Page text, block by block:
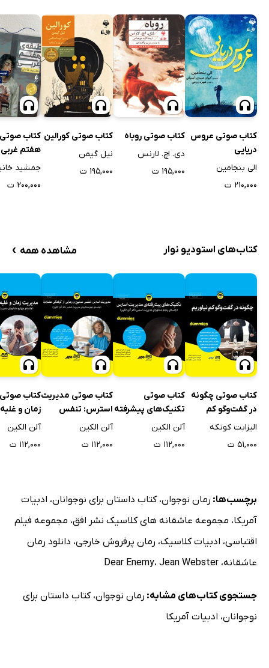
کتاب صوتی عروس
دریایی
الی بنجامین
۲۱۰,۰۰۰ ت
کتاب صوتی روباه
دی. اچ. لارنس
۱۹۵,۰۰۰ ت
کتاب صوتی کورالین
نیل گیمن
۱۹۵,۰۰۰ ت
کتاب
هفتم غربی
جمشید
۲۰۰,۰۰۰ ت
کتاب‌های استودیو نوار مشاهده همه ›
کتاب صوتی چگونه
در گفت‌وگو کم
نیاوریم
الیزابت کونکه
۵۱,۰۰۰ ت
کتاب صوتی
تکنیک‌های پیشرفته
مدیریت استرس
آلن الکین
۱۱۲,۰۰۰ ت
کتاب صوتی مدیریت
استرس: تنفس
صحیح و رهایی از
آلن الکین
۱۱۲,۰۰۰ ت
کتاب
زمان و
استرس
آلن الکین
۱۱۲,۰۰۰ ت
برچسب‌ها: رمان نوجوان،کتاب داستان برای نوجوانان، ادبیات
آمریکا، مجموعه عاشقانه های کلاسیک نشر افق، مجموعه فیلم
اقتباسی، ادبیات کلاسیک، رمان پرفروش خارجی، دانلود رمان
عاشقانه، Dear Enemy، Jean Webster
جستجوی کتاب‌های مشابه: رمان نوجوان،کتاب داستان برای
نوجوانان، ادبیات آمریکا